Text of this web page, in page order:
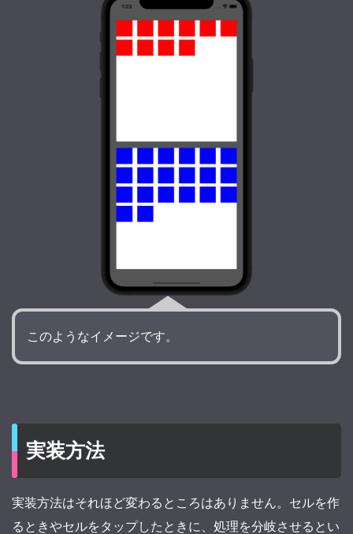
このようなイメージです。
実装方法
実装方法はそれほど変わるところはありません。セルを作
るときやセルをタップしたときに、処理を分岐させるとい